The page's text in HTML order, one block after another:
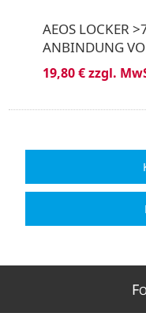
AEOS LOCKER
ANBINDUNG
19,80 € zzgl.
F